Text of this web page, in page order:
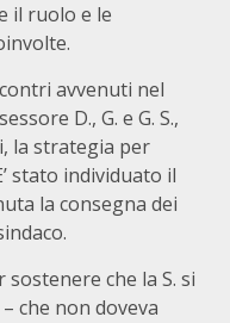
il ruolo e le
avvenuti nel
D., G. e G. S.,
la strategia per
stato individuato il
la consegna dei
che la S. si
che non doveva